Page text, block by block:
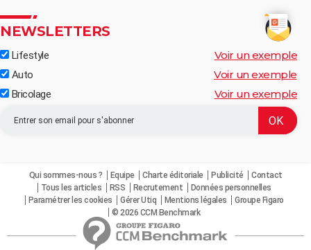
NEWSLETTERS
Lifestyle Voir un exemple
Auto Voir un exemple
Bricolage Voir un exemple
Qui sommes-nous ? Equipe Charte éditoriale Publicité
Contact
Tous les articles
RSS Recrutement
Données personnelles
Paramétrer les cookies
Gérer Utiq Mentions légales
Groupe Figaro
© 2026 CCM Benchmark